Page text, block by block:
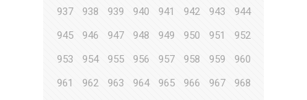
937
938 939 940 941 942 943
944
945
946 947 948 949 950 951
952
953
954 955 956 957 958 959
960
961
962 963 964 965 966 967
968